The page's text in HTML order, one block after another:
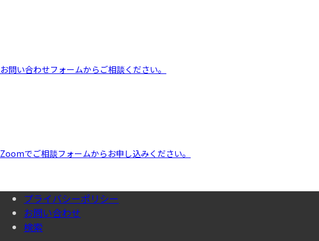
お問い合わせフォームからご相談ください。
Zoomでご相談フォームからお申し込みください。
プライバシーポリシー
お問い合わせ
検索